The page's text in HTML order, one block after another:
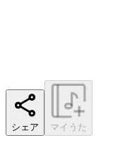
シェア マイうた